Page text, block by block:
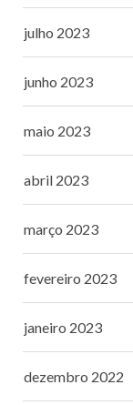
julho 2023
junho 2023
maio 2023
abril 2023
março 2023
fevereiro 2023
janeiro 2023
dezembro 2022